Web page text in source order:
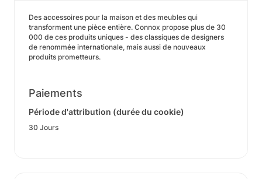
Des accessoires pour la maison et des meubles qui
transforment une pièce entière. Connox propose plus de 30
000 de ces produits uniques - des classiques de designers
de renommée internationale, mais aussi de nouveaux
produits prometteurs.
Paiements
Période d'attribution (durée du cookie)
30 Jours